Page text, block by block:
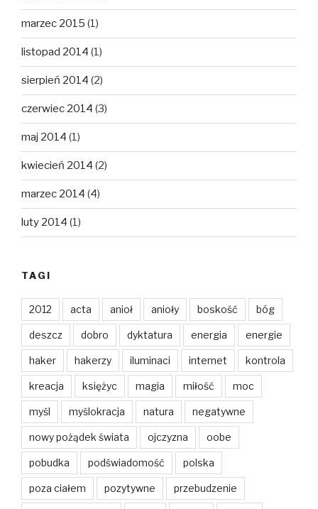
marzec 2015 (1)
listopad 2014 (1)
sierpień 2014 (2)
czerwiec 2014 (3)
maj 2014 (1)
kwiecień 2014 (2)
marzec 2014 (4)
luty 2014 (1)
TAGI
2012 acta anioł anioły boskość bóg
deszcz dobro dyktatura energia energie
haker hakerzy iluminaci internet kontrola
kreacja księżyc magia miłość moc
myśl myślokracja natura negatywne
nowy pożądek świata ojczyzna oobe
pobudka podświadomość polska
poza ciałem pozytywne przebudzenie